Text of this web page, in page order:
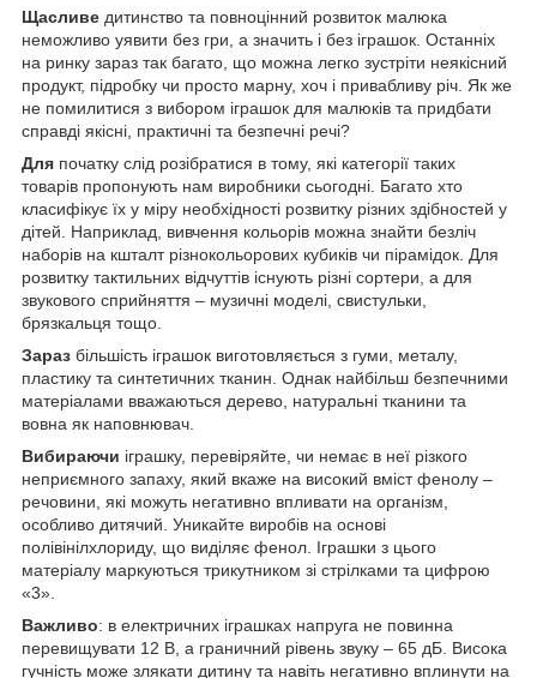
Щасливе дитинство та повноцінний розвиток малюка
неможливо уявити без гри, а значить і без іграшок. Останніх
на ринку зараз так багато, що можна легко зустріти неякісний
продукт, підробку чи просто марну, хоч і привабливу річ. Як же
не помилитися з вибором іграшок для малюків та придбати
справді якісні, практичні та безпечні речі?
Для початку слід розібратися в тому, які категорії таких
товарів пропонують нам виробники сьогодні. Багато хто
класифікує їх у міру необхідності розвитку різних здібностей у
дітей. Наприклад, вивчення кольорів можна знайти безліч
наборів на кшталт різнокольорових кубиків чи пірамідок. Для
розвитку тактильних відчуттів існують різні сортери, а для
звукового сприйняття – музичні моделі, свистульки,
брязкальця тощо.
Зараз більшість іграшок виготовляється з гуми, металу,
пластику та синтетичних тканин. Однак найбільш безпечними
матеріалами вважаються дерево, натуральні тканини та
вовна як наповнювач.
Вибираючи іграшку, перевіряйте, чи немає в неї різкого
неприємного запаху, який вкаже на високий вміст фенолу –
речовини, які можуть негативно впливати на організм,
особливо дитячий. Уникайте виробів на основі
полівінілхлориду, що виділяє фенол. Іграшки з цього
матеріалу маркуються трикутником зі стрілками та цифрою
«3».
Важливо: в електричних іграшках напруга не повинна
перевищувати 12 В, а граничний рівень звуку – 65 дБ. Висока
гучність може злякати дитину та навіть негативно вплинути на